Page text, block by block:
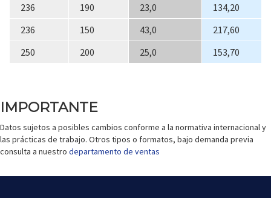
236
190 23,0
134,20
236
150 43,0
217,60
250
200 25,0 153,70
IMPORTANTE
Datos sujetos a posibles cambios conforme a la normativa internacional y
las prácticas de trabajo. Otros tipos o formatos, bajo demanda previa
consulta a nuestro departamento de ventas